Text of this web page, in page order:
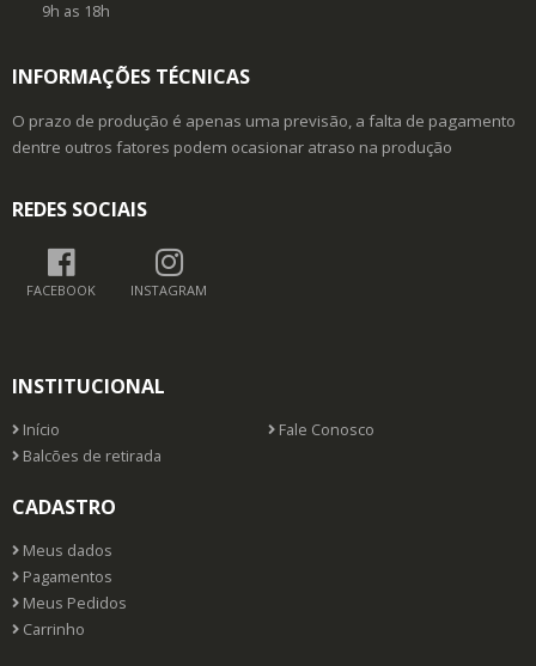
9h as 18h
INFORMAÇÕES TÉCNICAS
O prazo de produção é apenas uma previsão, a falta de pagamento
dentre outros fatores podem ocasionar atraso na produção
REDES SOCIAIS
FACEBOOK INSTAGRAM
INSTITUCIONAL
Início
Fale Conosco
Balcões de retirada
CADASTRO
Meus dados
Pagamentos
Meus Pedidos
Carrinho